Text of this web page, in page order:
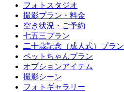
フォトスタジオ
撮影プラン・料金
空き状況・ご予約
七五三プラン
二十歳記念（成人式）プラン
ペットちゃんプラン
オプションアイテム
撮影シーン
フォトギャラリー